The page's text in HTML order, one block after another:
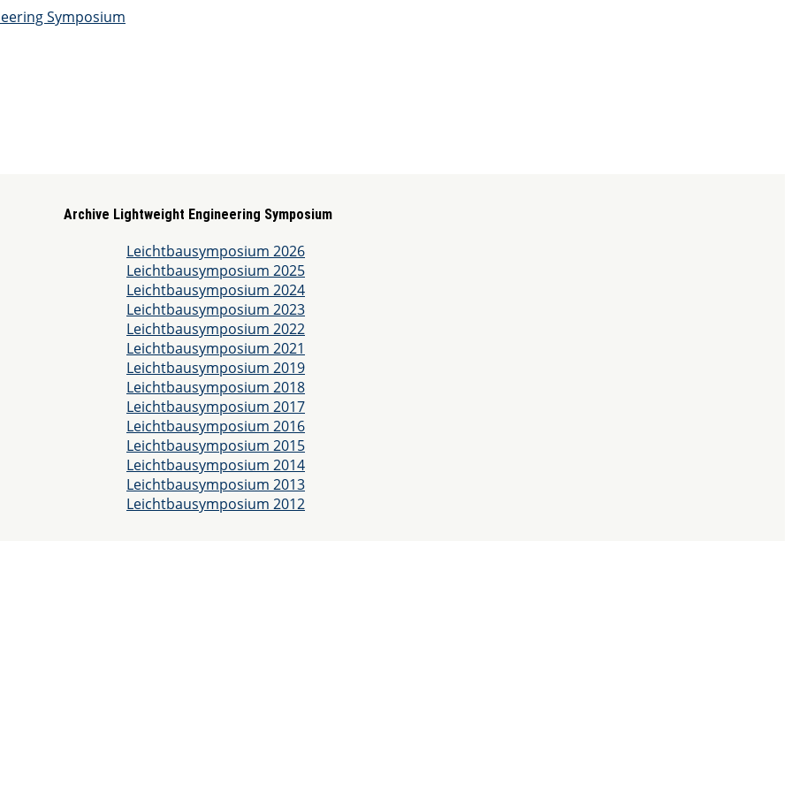
Archive Lightweight Engineering Symposium
Leichtbausymposium 2026
Leichtbausymposium 2025
Leichtbausymposium 2024
Leichtbausymposium 2023
Leichtbausymposium 2022
Leichtbausymposium 2021
Leichtbausymposium 2019
Leichtbausymposium 2018
Leichtbausymposium 2017
Leichtbausymposium 2016
Leichtbausymposium 2015
Leichtbausymposium 2014
Leichtbausymposium 2013
Leichtbausymposium 2012